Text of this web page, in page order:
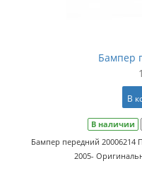
Бампер
В
В наличии
Бампер передний 20006214
2005-